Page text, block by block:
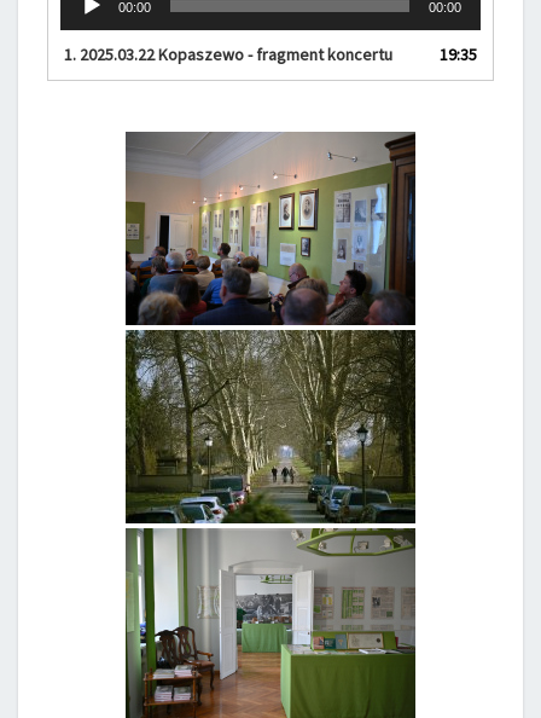
plików
dźwiękowych
00:00 00:00
1. 2025.03.22 Kopaszewo - fragment koncertu 19:35